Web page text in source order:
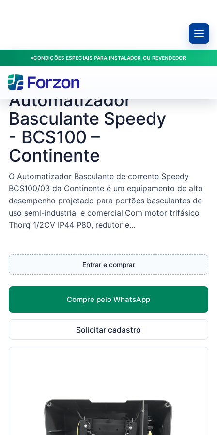
CONDIÇÕES ESPECIAIS PARA INSTALADOR OU REVENDEDOR
Produtos/Basculantes/
CONTINENTE / 207638
Automatizador
Basculante Speedy
- BCS100 –
Continente
O Automatizador Basculante de corrente Speedy
BCS100/03 da Continente é um equipamento de alto
desempenho projetado para portões basculantes de
uso semi-industrial e comercial.Com motor trifásico
Thorq 1/2CV IP44 P80, redutor e...
Entrar e comprar
Compre pelo WhatsApp
Solicitar cadastro